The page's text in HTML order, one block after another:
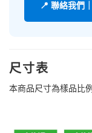
📍 聯絡我們
尺寸表
本商品尺寸為樣品比